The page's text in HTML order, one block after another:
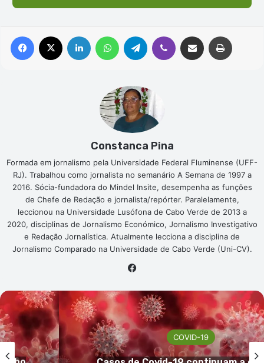
Facebook Linkedin WhatsAppTelegram Viber Compartilhar via e-mail
Constanca Pina
Formada em jornalismo pela Universidade Federal Fluminense (UFF-
RJ). Trabalhou como jornalista no semanário A Semana de 1997 a
2016. Sócia-fundadora do Mindel Insite, desempenha as funções
de Chefe de Redação e jornalista/repórter. Paralelamente,
leccionou na Universidade Lusófona de Cabo Verde de 2013 a
2020, disciplinas de Jornalismo Económico, Jornalismo Investigativo
e Redação Jornalística. Atualmente lecciona a disciplina de
Jornalismo Comparado na Universidade de Cabo Verde (Uni-CV).
COVID-19